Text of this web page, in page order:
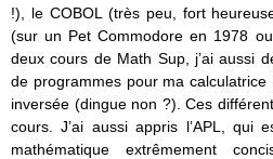
!), le COBOL (très peu, fort
(sur un Pet Commodore en 1978
deux cours de Math Sup, j’ai aussi
de programmes pour ma
inversée (dingue non ?). Ces
cours. J’ai aussi appris l’APL, qui
mathématique extrêmement